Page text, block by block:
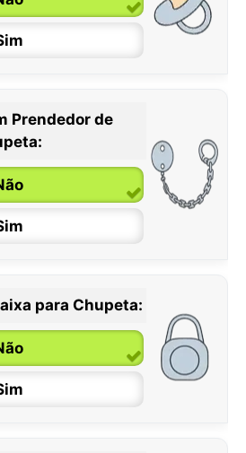
0 / 6 meses
/ 36 meses
Prendedor de
para Chupeta: